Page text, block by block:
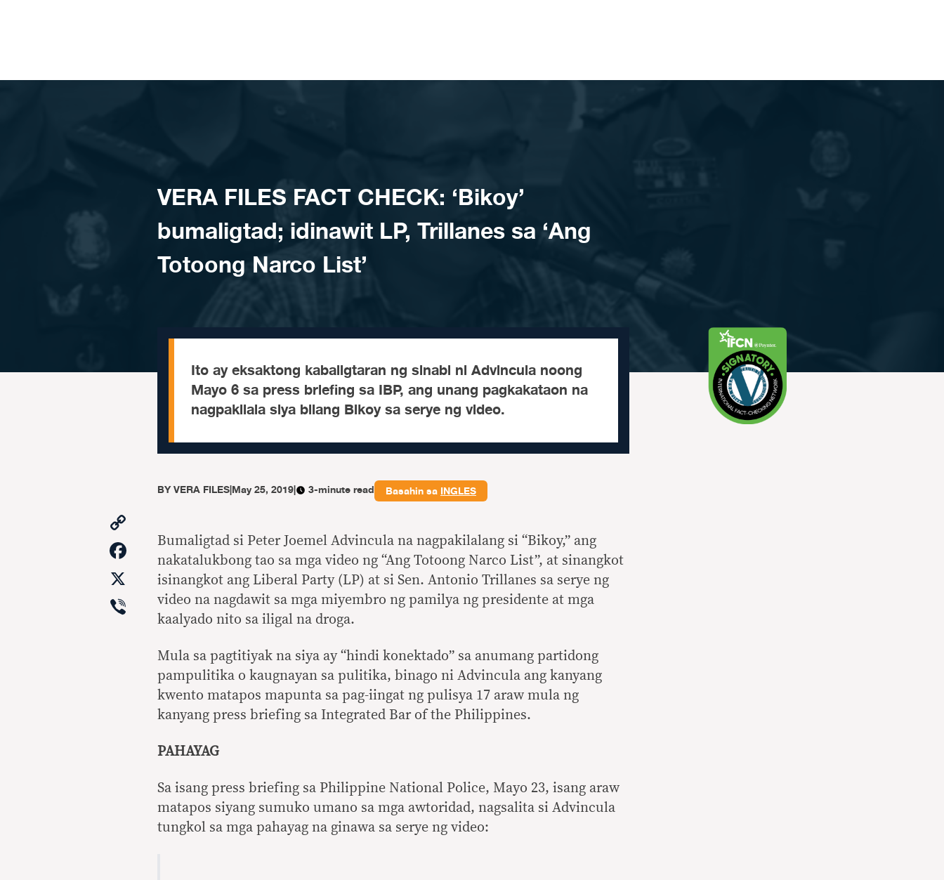
VERA FILES FACT CHECK: ‘Bikoy’
bumaligtad; idinawit LP, Trillanes sa ‘Ang
Totoong Narco List’
Ito ay eksaktong kabaligtaran ng sinabi ni Advincula noong
Mayo 6 sa press briefing sa IBP, ang unang pagkakataon na
nagpakilala siya bilang Bikoy sa serye ng video.
BYVERA FILES|May 25, 2019| 3-minute read Basahin saINGLES
Link
Facebook
Viber
Bumaligtad si Peter Joemel Advincula na nagpakilalang si “Bikoy,” ang
nakatalukbong tao sa mga video ng “Ang Totoong Narco List”, at sinangkot
isinangkot ang Liberal Party (LP) at si Sen. Antonio Trillanes sa serye ng
video na nagdawit sa mga miyembro ng pamilya ng presidente at mga
kaalyado nito sa iligal na droga.
Mula sa pagtitiyak na siya ay “hindi konektado” sa anumang partidong
pampulitika o kaugnayan sa pulitika, binago ni Advincula ang kanyang
kwento matapos mapunta sa pag-iingat ng pulisya 17 araw mula ng
kanyang press briefing sa Integrated Bar of the Philippines.
PAHAYAG
Sa isang press briefing sa Philippine National Police, Mayo 23, isang araw
matapos siyang sumuko umano sa mga awtoridad, nagsalita si Advincula
tungkol sa mga pahayag na ginawa sa serye ng video: